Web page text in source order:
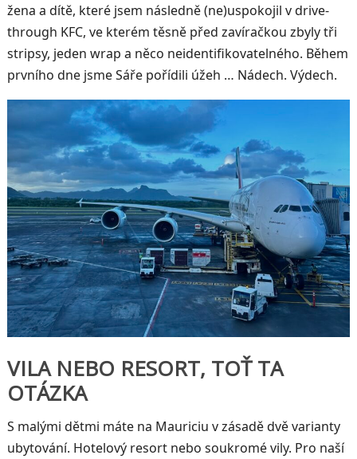
žena a dítě, které jsem následně (ne)uspokojil v drive-
through KFC, ve kterém těsně před zavíračkou zbyly tři
stripsy, jeden wrap a něco neidentifikovatelného. Během
prvního dne jsme Sáře pořídili úžeh … Nádech. Výdech.
VILA NEBO RESORT, TOŤ TA
OTÁZKA
S malými dětmi máte na Mauriciu v zásadě dvě varianty
ubytování. Hotelový resort nebo soukromé vily. Pro naší